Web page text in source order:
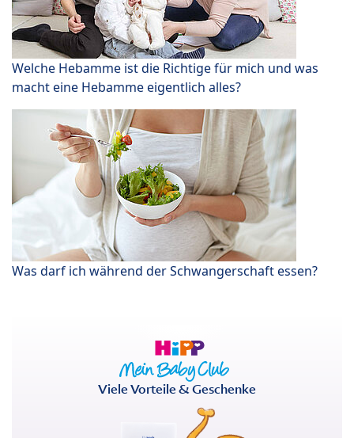
Welche Hebamme ist die Richtige für mich und was
macht eine Hebamme eigentlich alles?
Was darf ich während der Schwangerschaft essen?
Viele Vorteile & Geschenke